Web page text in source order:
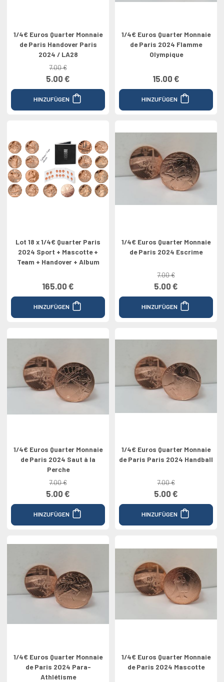
1/4€ Euros Quarter Monnaie
de Paris Handover Paris
2024 / LA28
7.00 €
5.00 €
HINZUFÜGEN
1/4€ Euros Quarter Monnaie
de Paris 2024 Flamme
Olympique
15.00 €
HINZUFÜGEN
Lot 18 x 1/4€ Quarter Paris
2024 Sport + Mascotte +
Team + Handover + Album
165.00 €
HINZUFÜGEN
1/4€ Euros Quarter Monnaie
de Paris 2024 Escrime
7.00 €
5.00 €
HINZUFÜGEN
1/4€ Euros Quarter Monnaie
de Paris 2024 Saut à la
Perche
7.00 €
5.00 €
HINZUFÜGEN
1/4€ Euros Quarter Monnaie
de Paris Paris 2024 Handball
7.00 €
5.00 €
HINZUFÜGEN
1/4€ Euros Quarter Monnaie
de Paris 2024 Para-
Athlétisme
1/4€ Euros Quarter Monnaie
de Paris 2024 Mascotte